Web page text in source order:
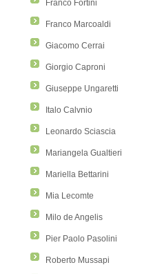
Franco Fortini
Franco Marcoaldi
Giacomo Cerrai
Giorgio Caproni
Giuseppe Ungaretti
Italo Calvnio
Leonardo Sciascia
Mariangela Gualtieri
Mariella Bettarini
Mia Lecomte
Milo de Angelis
Pier Paolo Pasolini
Roberto Mussapi